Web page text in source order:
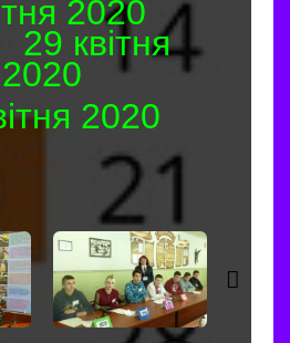
2020
29 квітня
2020
2020